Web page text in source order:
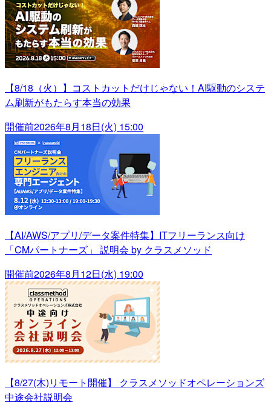
【8/18（火）】コストカットだけじゃない！AI駆動のシステ
ム刷新がもたらす本当の効果
開催前2026年8月18日(火) 15:00
【AI/AWS/アプリ/データ案件特集】ITフリーランス向け
「CMパートナーズ」 説明会 by クラスメソッド
開催前2026年8月12日(水) 19:00
【8/27(木)リモート開催】 クラスメソッドオペレーションズ
中途会社説明会